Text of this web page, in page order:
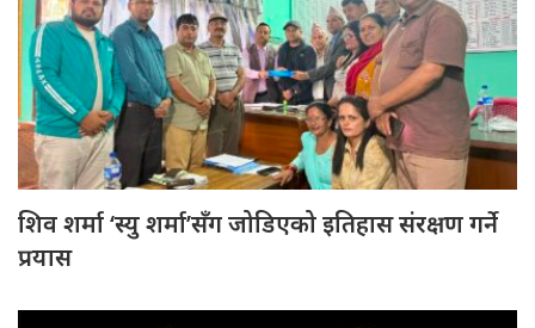
शिव शर्मा ‘स्यु शर्मा’सँग जोडिएको इतिहास संरक्षण गर्ने
प्रयास